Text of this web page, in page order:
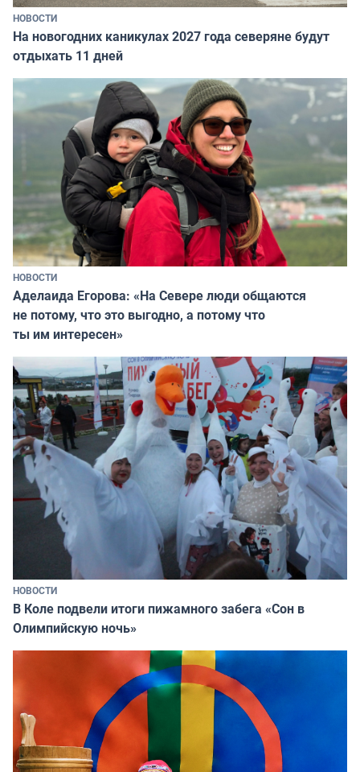
НОВОСТИ
На новогодних каникулах 2027 года северяне будут
отдыхать 11 дней
НОВОСТИ
Аделаида Егорова: «На Севере люди общаются
не потому, что это выгодно, а потому что
ты им интересен»
НОВОСТИ
В Коле подвели итоги пижамного забега «Сон в
Олимпийскую ночь»